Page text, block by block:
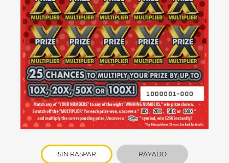
SIN RASPAR RAYADO